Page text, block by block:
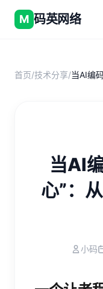
M 码英网络
首页/技术分享/
当AI
心”：
小码